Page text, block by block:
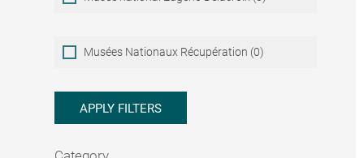
Musées
Nationaux
Musées Nationaux Récupération (0)
APPLY FILTERS